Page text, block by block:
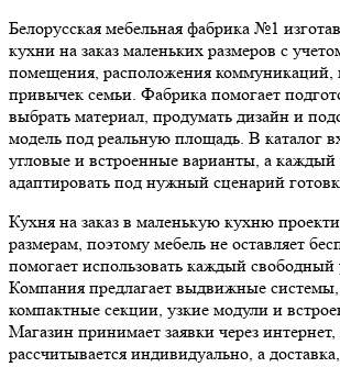
Белорусская мебельная фабрика №1
кухни на заказ маленьких размеров с
помещения, расположения коммуникаций,
привычек семьи. Фабрика помогает
выбрать материал, продумать дизайн и
модель под реальную площадь. В каталог
угловые и встроенные варианты, а
адаптировать под нужный сценарий
Кухня на заказ в маленькую кухню
размерам, поэтому мебель не оставляет
помогает использовать каждый свободный
Компания предлагает выдвижные
компактные секции, узкие модули и
Магазин принимает заявки через
рассчитывается индивидуально, а